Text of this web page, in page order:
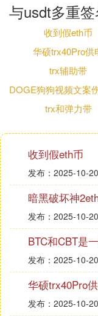
是以后找回钱包
外泄，别人就可
产!所以，请务必
不要暴露给第三
数字资产提供给了
5.安全自测：
备份完成后，系
方“安全自测”
基于钱包安全考
评，一些基础题
6.使用钱包：
按照以上的操作
Token钱包。
头像下面的一串
号一样，别人可
可，左边可以生
的钱包转账。
与usdt多重
收到假eth币
华硕trx40Pro供
trx辅助带
DOGE狗狗视频文案
trx和弹力带
收到假eth币
发布：2025-10-
暗黑破坏神
发布：2025-10-
BTC和CBT是
发布：2025-10-
华硕trx40Pro
发布：2025-10-